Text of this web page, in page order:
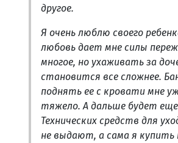
другое.
Я очень люблю своего
любовь дает мне силы
многое, но ухаживать за
становится все сложнее.
поднять ее с кровати мне
тяжело. А дальше будет
Технических средств для
не выдают, а сама я купить